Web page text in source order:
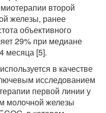
второй
железы, ранее
объективного
29% при медиане
месяца [5].
в качестве
исследованием
первой линии у
молочной железы